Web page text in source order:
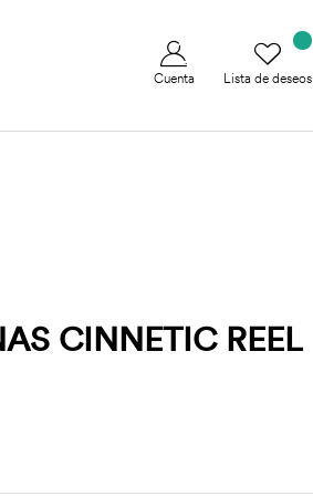
Cuenta Lista de deseos
CINNETIC REEL